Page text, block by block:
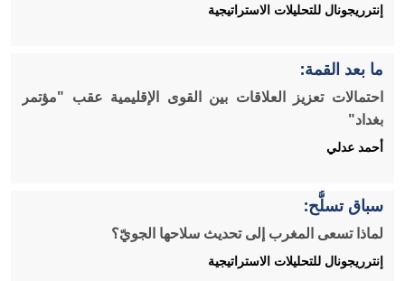
إنترريجونال للتحليلات الاستراتيجية
ما بعد القمة:
احتمالات تعزيز العلاقات بين القوى الإقليمية عقب "مؤتمر
بغداد"
أحمد عدلي
سباق تسلُّح:
لماذا تسعى المغرب إلى تحديث سلاحها الجويّ؟
إنترريجونال للتحليلات الاستراتيجية